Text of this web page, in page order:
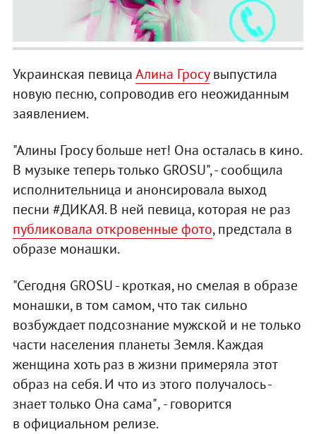
Украинская певицаАлина Гросувыпустила
новую песню, сопроводив его неожиданным
заявлением.
"Алины Гросу больше нет! Она осталась в кино.
В музыке теперь только GROSU", - сообщила
исполнительница и анонсировала выход
песни #ДИКАЯ. В ней певица, которая не раз
публиковала откровенные фото, предстала в
образе монашки.
"Сегодня GROSU - кроткая, но смелая в образе
монашки, в том самом, что так сильно
возбуждает подсознание мужской и не только
части населения планеты Земля. Каждая
женщина хоть раз в жизни примеряла этот
образ на себя. И что из этого получалось -
знает только Она сама",- говорится
в официальном релизе.